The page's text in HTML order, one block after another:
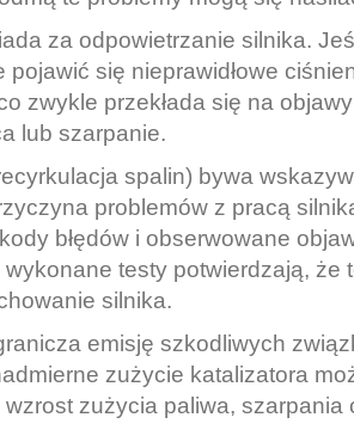
za odpowietrzanie silnika.
pojawić się nieprawidłowe
zwykle przekłada się na
lub szarpanie.
spalin) bywa
problemów z pracą
błędów i obserwowane
testy potwierdzają, że
silnika.
emisję szkodliwych
zużycie katalizatora
zużycia paliwa, szarpania